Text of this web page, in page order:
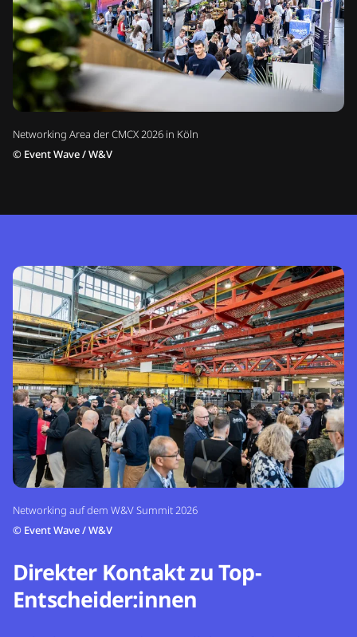
Networking Area der CMCX 2026 in Köln
© Event Wave / W&V
Networking auf dem W&V Summit 2026
© Event Wave / W&V
Direkter Kontakt zu Top-
Entscheider:innen